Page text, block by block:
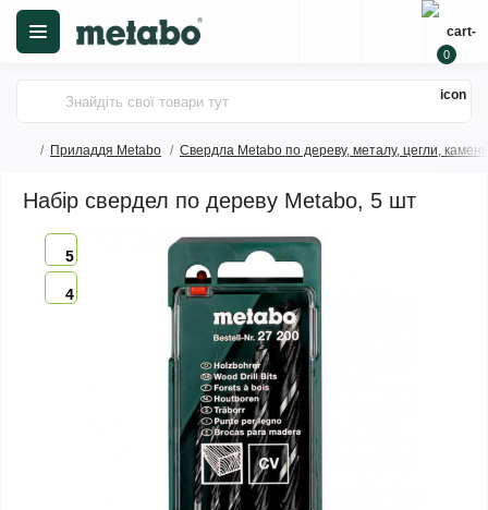
0
Приладдя Metabo Свердла Metabo по дереву, металу, цегли,
Набір свердел по дереву Metabo, 5 шт
5
4